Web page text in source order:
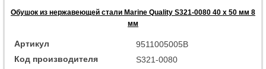
Обушок из нержавеющей стали Marine Quality S321-0080 40 x 50 мм 8
мм
Артикул
9511005005B
Код производителя
S321-0080